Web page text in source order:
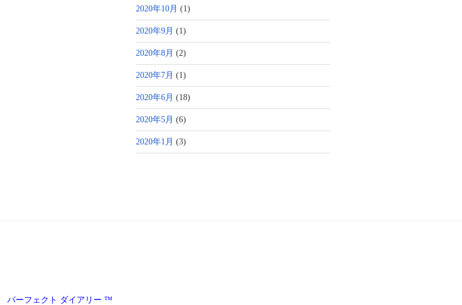
2020年10月 (1)
2020年9月 (1)
2020年8月 (2)
2020年7月 (1)
2020年6月 (18)
2020年5月 (6)
2020年1月 (3)
パーフェクト ダイアリー ™